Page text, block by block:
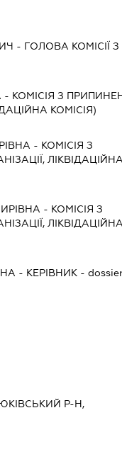
- ГОЛОВА КОМІСІЇ З
- КОМІСІЯ З
КОМІСІЯ)
- КОМІСІЯ З
ЛІКВІДАЦІЙНА
- КОМІСІЯ З
ЛІКВІДАЦІЙНА
- КЕРІВНИК -
Р-Н,